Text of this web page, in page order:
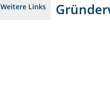
Weitere Links